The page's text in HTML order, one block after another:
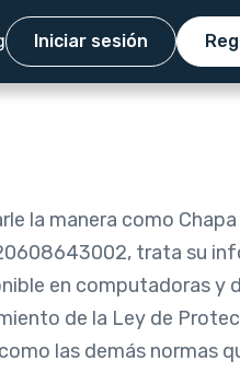
Iniciar sesión
manera como Chapa
trata su
en computadoras y
de la Ley de
las demás normas